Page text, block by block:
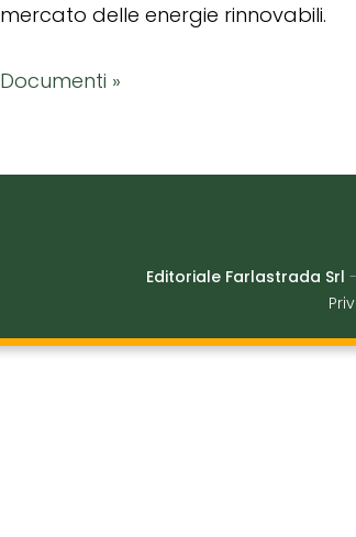
mercato delle energie rinnovabili.
Documenti »
Editoriale Farlastrada Srl -